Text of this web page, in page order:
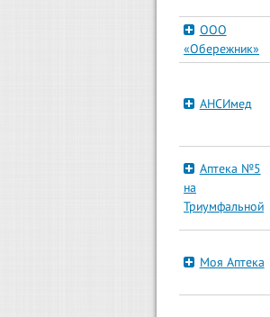
ООО
«Обережник»
АНСИмед
Аптека №5
на
Триумфальной
Моя Аптека